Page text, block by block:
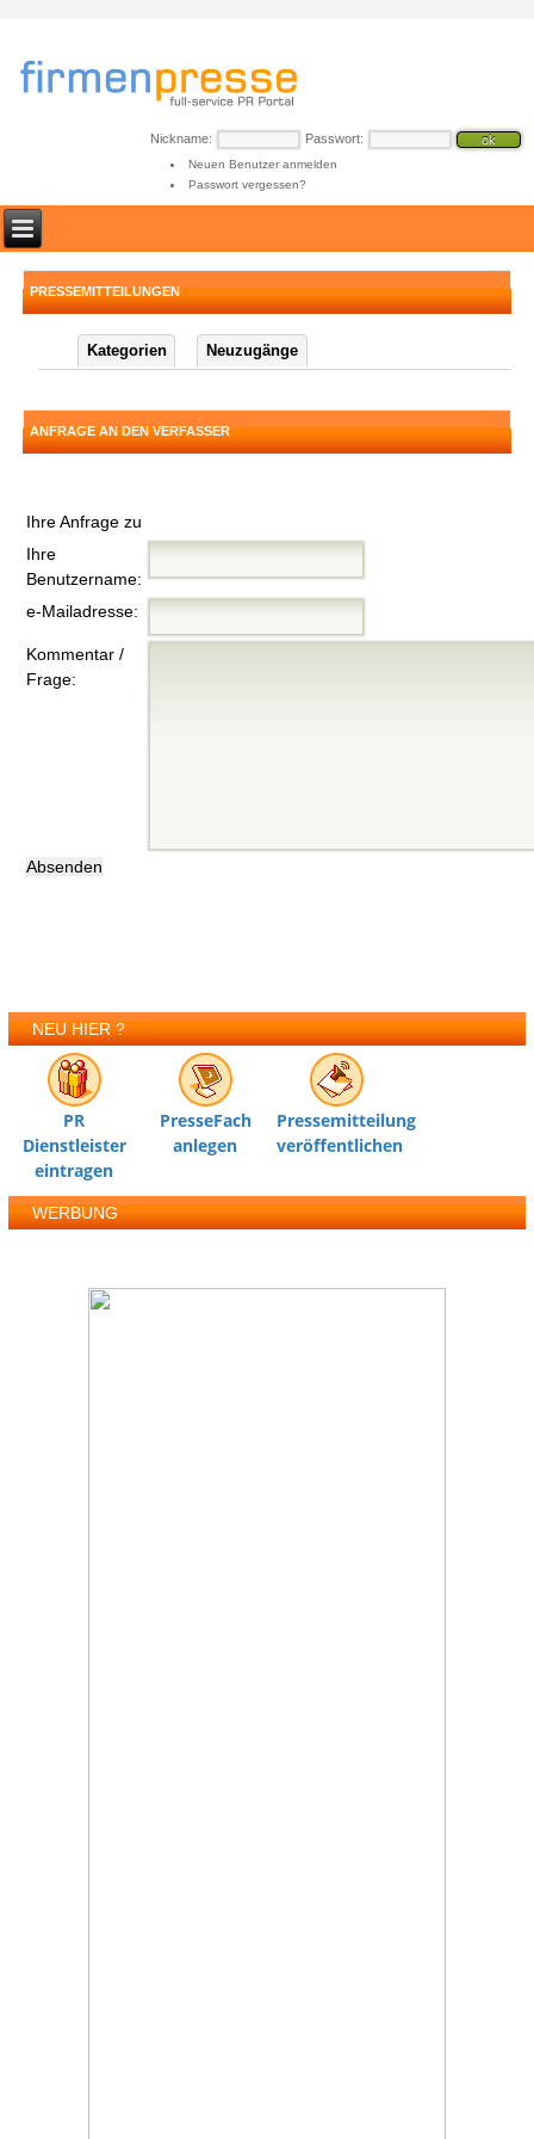
Nickname: Passwort:
Neuen Benutzer anmelden
Passwort vergessen?
PRESSEMITTEILUNGEN
Kategorien Neuzugänge
ANFRAGE AN DEN VERFASSER
Ihre Anfrage zu
Ihre
Benutzername:
e-Mailadresse:
Kommentar /
Frage:
NEU HIER ?
PR
Dienstleister
eintragen
PresseFach
anlegen
Pressemitteilung
veröffentlichen
WERBUNG